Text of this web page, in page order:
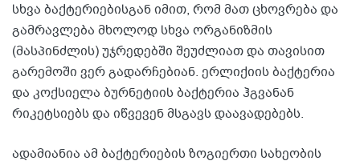
სხვა ბაქტერიებისგან იმით, რომ მათ ცხოვრება და
გამრავლება მხოლოდ სხვა ორგანიზმის
(მასპინძლის) უჯრედებში შეუძლიათ და თავისით
გარემოში ვერ გადარჩებიან. ერლიქიის ბაქტერია
და კოქსიელა ბურნეტიის ბაქტერია ჰგვანან
რიკეტსიებს და იწვევენ მსგავს დაავადებებს.
ადამიანია ამ ბაქტერიების ზოგიერთი სახეობის